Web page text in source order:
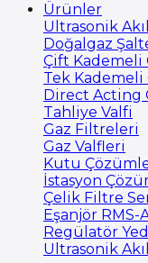
Ürünler
Ultrasonik
Doğalgaz
Çift Kademeli
Tek Kademeli
Direct Acting
Tahliye Valfi
Gaz Filtreleri
Gaz Valfleri
Kutu
İstasyon
Çelik Filtre
Eşanjör RMS-
Regülatör
Ultrasonik